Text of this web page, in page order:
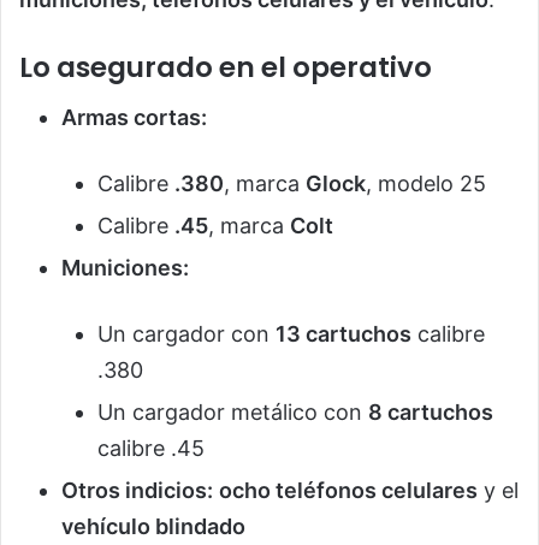
Lo asegurado en el operativo
Armas cortas:
Calibre .380, marca Glock, modelo 25
Calibre .45, marca Colt
Municiones:
Un cargador con 13 cartuchos calibre
.380
Un cargador metálico con 8 cartuchos
calibre .45
Otros indicios: ocho teléfonos celulares y el
vehículo blindado